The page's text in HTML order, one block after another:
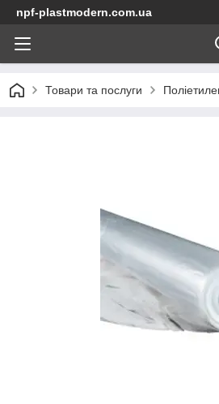
npf-plastmodern.com.ua
Товари та послуги